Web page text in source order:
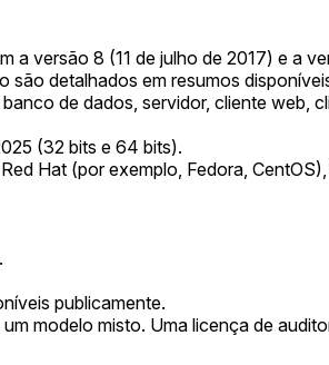
a versão 8 (11 de julho de 2017) e a
detalhados em resumos
de dados, servidor, cliente web,
(32 bits e 64 bits).
Hat (por exemplo, Fedora,
publicamente.
modelo misto. Uma licença de